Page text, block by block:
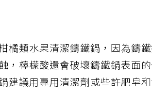
橘類水果清潔鑄鐵鍋，因為鑄
，檸檬酸還會破壞鑄鐵鍋表面
建議用專用清潔劑或些許肥皂和